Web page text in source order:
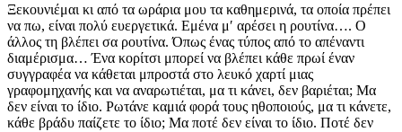
Ξεκουνιέμαι κι από τα ωράρια μου τα καθημερινά, τα οποία πρέπει
να πω, είναι πολύ ευεργετικά. Εμένα μ′ αρέσει η ρουτίνα…. Ο
άλλος τη βλέπει σα ρουτίνα. Όπως ένας τύπος από το απέναντι
διαμέρισμα… Ένα κορίτσι μπορεί να βλέπει κάθε πρωί έναν
συγγραφέα να κάθεται μπροστά στο λευκό χαρτί μιας
γραφομηχανής και να αναρωτιέται, μα τι κάνει, δεν βαριέται; Μα
δεν είναι το ίδιο. Ρωτάνε καμιά φορά τους ηθοποιούς, μα τι κάνετε,
κάθε βράδυ παίζετε το ίδιο; Μα ποτέ δεν είναι το ίδιο. Ποτέ δεν